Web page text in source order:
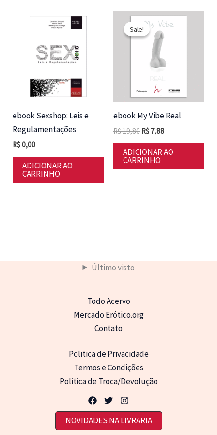
ebook Sexshop: Leis e
Regulamentações
R$0,00
ADICIONAR AO
CARRINHO
Sale!
Sale!
ebook My Vibe Real
R$19,80 O
original
era:
R$ 19,80.
R$ 7,88O
atual
R$ 7,88.
ADICIONAR AO
CARRINHO
Último visto
Todo Acervo
Mercado Erótico.org
Contato
Politica de Privacidade
Termos e Condições
Politica de Troca/Devolução
NOVIDADES NA LIVRARIA